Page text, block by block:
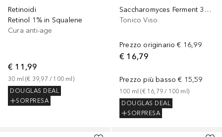
Retinoidi
Retinol 1% in Squalene
Cura anti-age
€ 11,99
30 ml (€ 39,97 / 100 ml)
DOUGLAS DEAL
SORPRESA
Saccharomyces Ferment 30% Milky Toner
Tonico Viso
Prezzo originario € 16,99
€ 16,79
Prezzo più basso € 15,59
100 ml (€ 16,79 / 100 ml)
DOUGLAS DEAL
SORPRESA